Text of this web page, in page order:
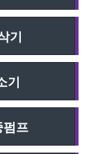
New
기
기
펌프